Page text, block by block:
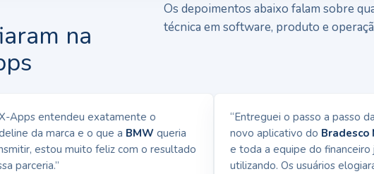
na
Os depoimentos abaixo falam sobre
técnica em software, produto e
Apps entendeu exatamente o
da marca e o que aBMWqueria
estou muito feliz com o resultado
parceria.”
“Entreguei o passo a passo da
novo aplicativo doBradesco
e toda a equipe do financeiro já
utilizando. Os usuários